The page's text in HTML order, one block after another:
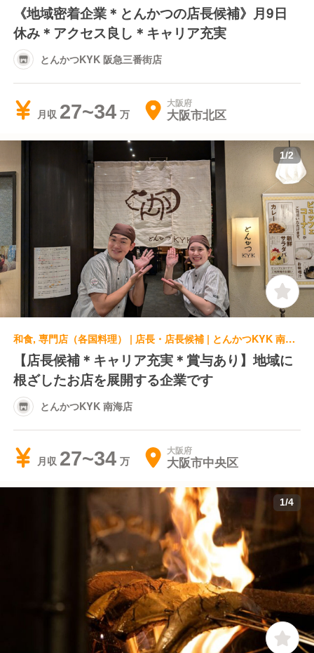
《地域密着企業＊とんかつの店長候補》月9日
休み＊アクセス良し＊キャリア充実
とんかつKYK 阪急三番街店
月収 27~34 大阪府
大阪市北区
1/2
和食, 専門店（各国料理） | 店長・店長候補 | とんかつKYK 南海店
【店長候補＊キャリア充実＊賞与あり】地域に
根ざしたお店を展開する企業です
とんかつKYK 南海店
月収 27~34 大阪府
大阪市中央区
1/4